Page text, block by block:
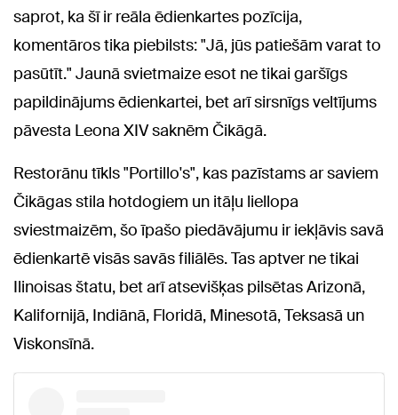
saprot, ka šī ir reāla ēdienkartes pozīcija,
komentāros tika piebilsts: "Jā, jūs patiešām varat to
pasūtīt." Jaunā svietmaize esot ne tikai garšīgs
papildinājums ēdienkartei, bet arī sirsnīgs veltījums
pāvesta Leona XIV saknēm Čikāgā.
Restorānu tīkls "Portillo's", kas pazīstams ar saviem
Čikāgas stila hotdogiem un itāļu liellopa
sviestmaizēm, šo īpašo piedāvājumu ir iekļāvis savā
ēdienkartē visās savās filiālēs. Tas aptver ne tikai
Ilinoisas štatu, bet arī atsevišķas pilsētas Arizonā,
Kalifornijā, Indiānā, Floridā, Minesotā, Teksasā un
Viskonsīnā.